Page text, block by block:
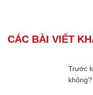
CÁC BÀI VIẾT
Trước
không?